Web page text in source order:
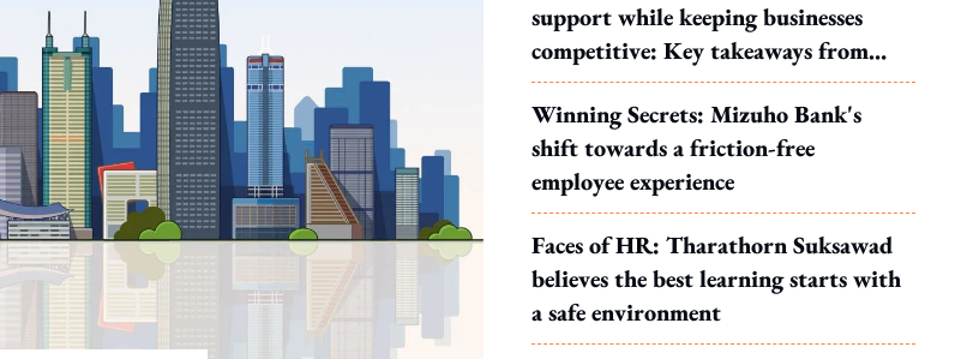
support while keeping businesses
competitive: Key takeaways from
MOS Dinesh's response to WP's
motion
Winning Secrets: Mizuho Bank's
shift towards a friction-free
employee experience
Faces of HR: Tharathorn Suksawad
believes the best learning starts with
a safe environment